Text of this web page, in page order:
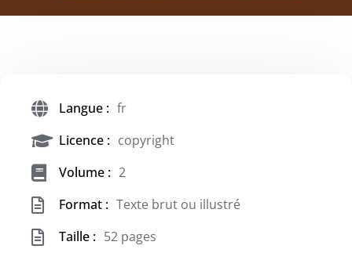
Langue : fr
Licence : copyright
Volume : 2
Format : Texte brut ou illustré
Taille : 52 pages